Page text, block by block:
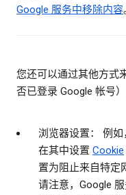
Google 服务中移除内容
您还可以通过其他方式
否已登录 Google 帐号）
浏览器设置： 例
在其中设置 Cookie
置为阻止来自特定
请注意，Google